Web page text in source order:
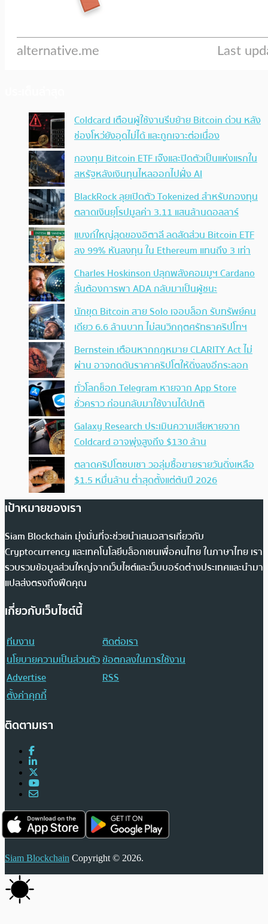
Coldcard เตือนผู้ใช้งานรีบย้าย Bitcoin ด่วน หลัง
ช่องโหว่ยังอุดไม่ได้ และถูกเจาะต่อเนื่อง
กองทุน Bitcoin ETF เจ๊งและปิดตัวเป็นแห่งแรกใน
สหรัฐหลังเงินทุนไหลออกไปฝั่ง AI
BlackRock ลุยเปิดตัว Tokenized สำหรับกองทุน
ตลาดเงินยุโรปมูลค่า 3.11 แสนล้านดอลลาร์
แบงก์ใหญ่สุดของอิตาลี ลดสัดส่วน Bitcoin ETF
ลง 99% หันลงทุน ใน Ethereum แทนถึง 3 เท่า
Charles Hoskinson ปลุกพลังคอมมูฯ Cardano
ลั่นต้องการพา ADA กลับมาเป็นผู้ชนะ
นักขุด Bitcoin สาย Solo เจอบล็อก รับทรัพย์คน
เดียว 6.6 ล้านบาท ไม่สนวิกฤตศรัทธาคริปโทฯ
Bernstein เตือนหากกฎหมาย CLARITY Act ไม่
ผ่าน อาจกดดันราคาคริปโตให้ดิ่งลงอีกระลอก
ทั่วโลกช็อก Telegram หายจาก App Store
ชั่วคราว ก่อนกลับมาใช้งานได้ปกติ
Galaxy Research ประเมินความเสียหายจาก
Coldcard อาจพุ่งสูงถึง $130 ล้าน
ตลาดคริปโตซบเซา วอลุ่มซื้อขายรายวันดิ่งเหลือ
$1.5 หมื่นล้าน ต่ำสุดตั้งแต่ต้นปี 2026
เป้าหมายของเรา
Siam Blockchain มุ่งมั่นที่จะช่วยนำเสนอสารเกี่ยวกับ
Cryptocurrency และเทคโนโลยีบล็อกเชนเพื่อคนไทย ในภาษาไทย เรา
รวบรวมข้อมูลส่วนใหญ่จากเว็บไซต์และเว็บบอร์ดต่างประเทศและนำมา
แปลส่งตรงถึงฟีดคุณ
เกี่ยวกับเว็บไซต์นี้
ทีมงาน
ติดต่อเรา
นโยบายความเป็นส่วนตัวข้อตกลงในการใช้งาน
Advertise
RSS
ตั้งค่าคุกกี้
ติดตามเรา
Siam Blockchain Copyright © 2026.